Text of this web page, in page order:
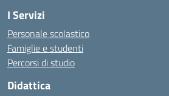
I Servizi
Personale scolastico
Famiglie e studenti
Percorsi di studio
Didattica